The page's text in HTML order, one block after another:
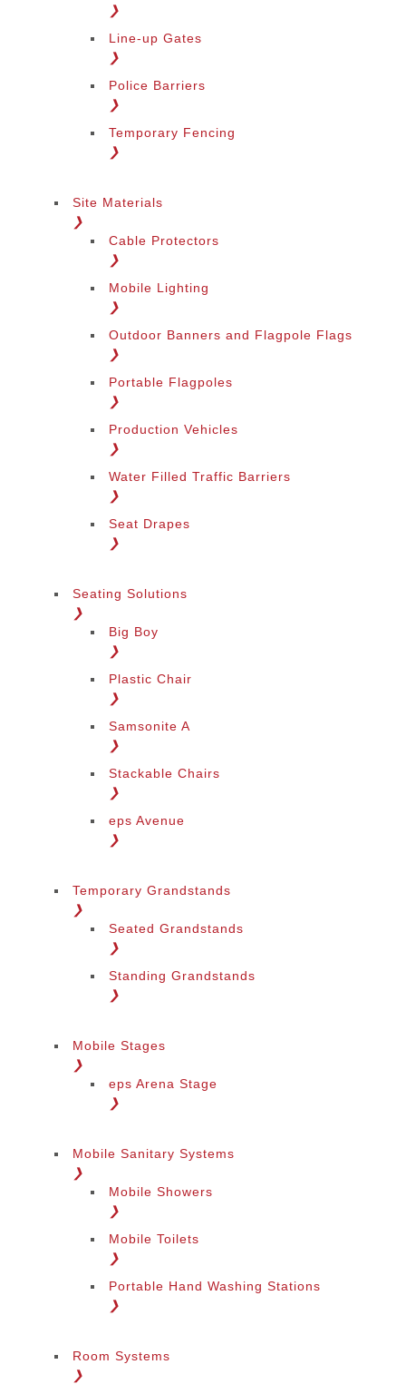
❯
Line-up Gates
❯
Police Barriers
❯
Temporary Fencing
❯
Site Materials
❯
Cable Protectors
❯
Mobile Lighting
❯
Outdoor Banners and Flagpole Flags
❯
Portable Flagpoles
❯
Production Vehicles
❯
Water Filled Traffic Barriers
❯
Seat Drapes
❯
Seating Solutions
❯
Big Boy
❯
Plastic Chair
❯
Samsonite A
❯
Stackable Chairs
❯
eps Avenue
❯
Temporary Grandstands
❯
Seated Grandstands
❯
Standing Grandstands
❯
Mobile Stages
❯
eps Arena Stage
❯
Mobile Sanitary Systems
❯
Mobile Showers
❯
Mobile Toilets
❯
Portable Hand Washing Stations
❯
Room Systems
❯